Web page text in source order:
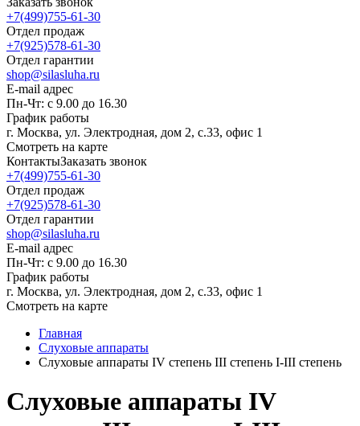
+7(499)755-61-30
Отдел продаж
+7(925)578-61-30
Отдел гарантии
shop@silasluha.ru
E-mail адрес
Пн-Чт: с 9.00 до 16.30
График работы
г. Москва, ул. Электродная, дом 2, с.33, офис 1
Смотреть на карте
КонтактыЗаказать звонок
+7(499)755-61-30
Отдел продаж
+7(925)578-61-30
Отдел гарантии
shop@silasluha.ru
E-mail адрес
Пн-Чт: с 9.00 до 16.30
График работы
г. Москва, ул. Электродная, дом 2, с.33, офис 1
Смотреть на карте
Главная
Слуховые аппараты
Слуховые аппараты IV степень III степень I-III степень
Слуховые аппараты IV